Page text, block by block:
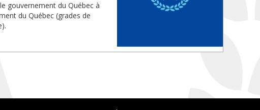
gouvernement du Québec à
du Québec (grades de